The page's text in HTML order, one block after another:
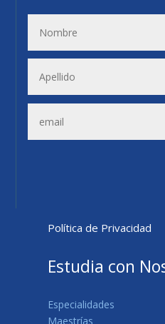
Política de Privacidad
Estudia con
Especialidades
Maestrías